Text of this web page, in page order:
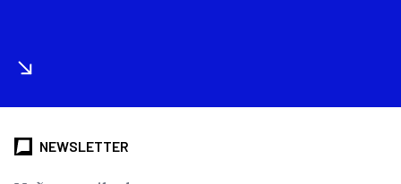
NEWSLETTER